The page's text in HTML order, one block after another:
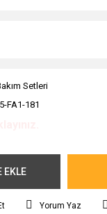
Setleri
FA1-181
EKLE
Yorum Yaz